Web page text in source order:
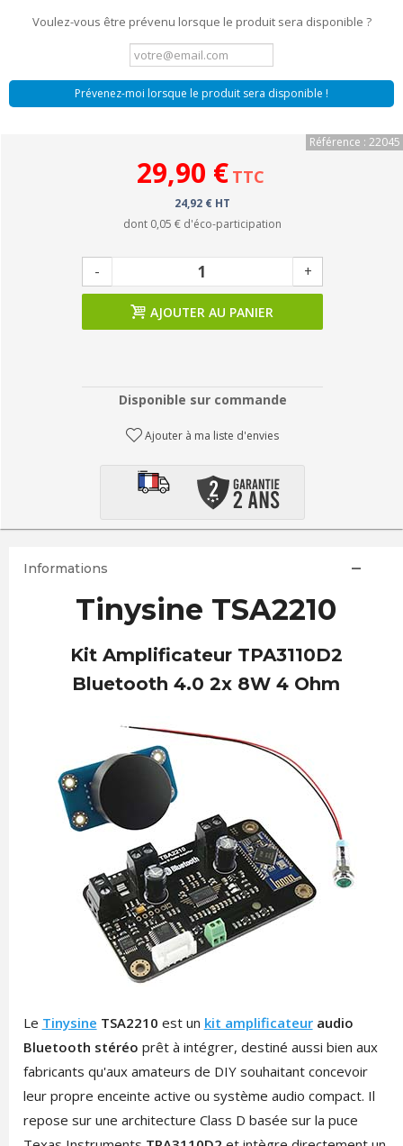
Voulez-vous être prévenu lorsque le produit sera disponible ?
Prévenez-moi lorsque le produit sera disponible !
Référence : 22045
29,90 € TTC
24,92 € HT
dont 0,05 € d'éco-participation
- +
AJOUTER AU PANIER
Disponible sur commande
Ajouter à ma liste d'envies
Informations
Tinysine TSA2210
Kit Amplificateur TPA3110D2
Bluetooth 4.0 2x 8W 4 Ohm
Le Tinysine TSA2210 est un kit amplificateuraudio
Bluetooth stéréo prêt à intégrer, destiné aussi bien aux
fabricants qu'aux amateurs de DIY souhaitant concevoir
leur propre enceinte active ou système audio compact. Il
repose sur une architecture Class D basée sur la puce